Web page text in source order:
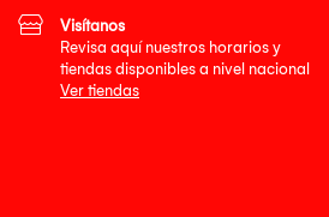
Visítanos
Revisa aquí nuestros horarios y
tiendas disponibles a nivel nacional
Ver tiendas